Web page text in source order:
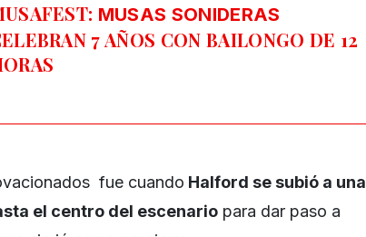
MUSAS SONIDERAS
7 AÑOS CON BAILONGO DE 12
fue cuando Halford se subió a una
el centro del escenario para dar paso a